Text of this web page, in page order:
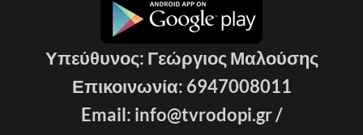
Υπεύθυνος: Γεώργιος Μαλούσης
Επικοινωνία: 6947008011
Email: info@tvrodopi.gr /